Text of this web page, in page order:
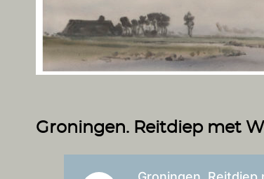
Groningen. Reitdiep met